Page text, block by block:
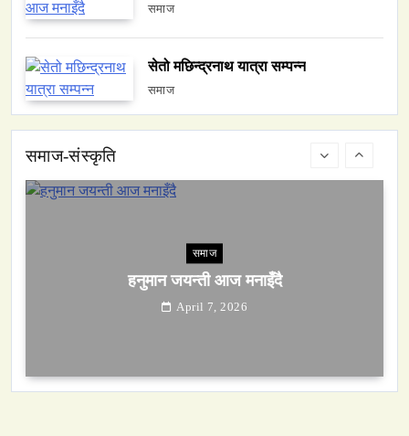
समाज
सेतो मछिन्द्रनाथ यात्रा सम्पन्न
समाज
समाज-संस्कृति
वन्यजन्तु
नेपालको वन्यजन्तु पर्यटन प्रवर्द्धनमा महत्वपूर्ण योगदान
समाज
हनुमान जयन्ती आज मनाइँदै
April 7, 2026